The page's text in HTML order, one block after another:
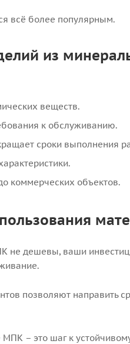
всё более популярным.
из
веществ.
к обслуживанию.
сроки выполнения
коммерческих объектов.
не дешевы, ваши
позволяют направить
– это шаг к